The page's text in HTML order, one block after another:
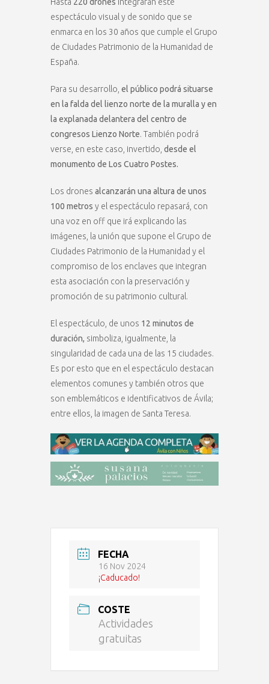
espectáculo visual y de sonido que se
enmarca en los 30 años que cumple el Grupo
de Ciudades Patrimonio de la Humanidad de
España.
Para su desarrollo, el público podrá situarse
en la falda del lienzo norte de la muralla y en
la explanada delantera del centro de
congresos Lienzo Norte. También podrá
verse, en este caso, invertido, desde el
monumento de Los Cuatro Postes.
Los drones alcanzarán una altura de unos
100 metros y el espectáculo repasará, con
una voz en off que irá explicando las
imágenes, la unión que supone el Grupo de
Ciudades Patrimonio de la Humanidad y el
compromiso de los enclaves que integran
esta asociación con la preservación y
promoción de su patrimonio cultural.
El espectáculo, de unos 12 minutos de
duración, simboliza, igualmente, la
singularidad de cada una de las 15 ciudades.
Es por esto que en el espectáculo destacan
elementos comunes y también otros que
son emblemáticos e identificativos de Ávila;
entre ellos, la imagen de Santa Teresa.
FECHA
16 Nov 2024
¡Caducado!
COSTE
Actividades
gratuitas